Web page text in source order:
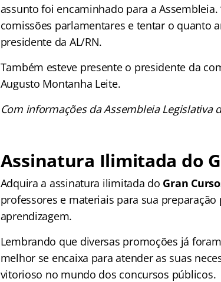
assunto foi encaminhado para a
comissões parlamentares e tentar o quanto
presidente da AL/RN.
Também esteve presente o presidente da
Augusto Montanha Leite.
Com informações da Assembleia Legislativa
Assinatura Ilimitada do
Adquira a assinatura ilimitada do Gran
professores e materiais para sua preparação
aprendizagem.
Lembrando que diversas promoções já
melhor se encaixa para atender as suas
vitorioso no mundo dos concursos públicos.